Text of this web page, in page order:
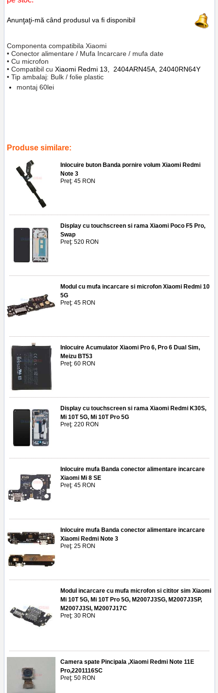
Anunţaţi-mă când produsul va fi disponibil
Componenta compatibila Xiaomi
• Conector alimentare / Mufa Incarcare / mufa date
• Cu microfon
• Compatibil cu Xiaomi Redmi 13, 2404ARN45A, 24040RN64Y
• Tip ambalaj: Bulk / folie plastic
montaj 60lei
Produse similare:
Inlocuire buton Banda pornire volum Xiaomi Redmi
Note 3
Preţ: 45 RON
Display cu touchscreen si rama Xiaomi Poco F5 Pro,
Swap
Preţ: 520 RON
Modul cu mufa incarcare si microfon Xiaomi Redmi 10
5G
Preţ: 45 RON
Inlocuire Acumulator Xiaomi Pro 6, Pro 6 Dual Sim,
Meizu BT53
Preţ: 60 RON
Display cu touchscreen si rama Xiaomi Redmi K30S,
Mi 10T 5G, Mi 10T Pro 5G
Preţ: 220 RON
Inlocuire mufa Banda conector alimentare incarcare
Xiaomi Mi 8 SE
Preţ: 45 RON
Inlocuire mufa Banda conector alimentare incarcare
Xiaomi Redmi Note 3
Preţ: 25 RON
Modul incarcare cu mufa microfon si cititor sim Xiaomi
Mi 10T 5G, Mi 10T Pro 5G, M2007J3SG, M2007J3SP,
M2007J3SI, M2007J17C
Preţ: 30 RON
Camera spate Pincipala ,Xiaomi Redmi Note 11E
Pro,2201116SC
Preţ: 50 RON